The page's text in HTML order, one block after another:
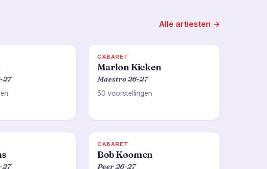
Alle artiesten →
27
CABARET
Marlon Kicken
Maestro 26-27
50 voorstellingen
27
CABARET
Bob Koomen
Peer 26-27